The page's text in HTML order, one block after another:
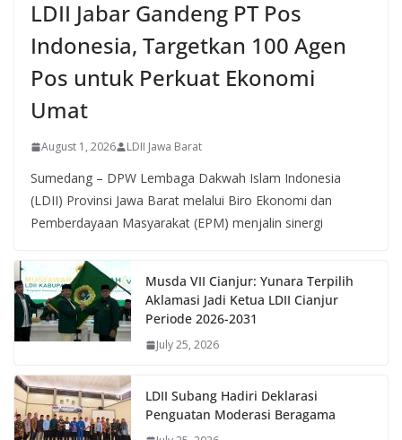
LDII Jabar Gandeng PT Pos
Indonesia, Targetkan 100 Agen
Pos untuk Perkuat Ekonomi
Umat
August 1, 2026 LDII Jawa Barat
Sumedang – DPW Lembaga Dakwah Islam Indonesia
(LDII) Provinsi Jawa Barat melalui Biro Ekonomi dan
Pemberdayaan Masyarakat (EPM) menjalin sinergi
Musda VII Cianjur: Yunara Terpilih
Aklamasi Jadi Ketua LDII Cianjur
Periode 2026-2031
July 25, 2026
LDII Subang Hadiri Deklarasi
Penguatan Moderasi Beragama